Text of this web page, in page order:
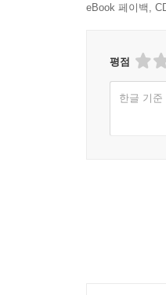
금세, 그러나
복잡하고도 엄
진솔함과 유
eBook 페이백,
평점
한글 기준